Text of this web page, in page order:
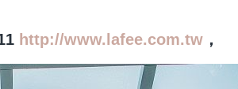
http://www.lafee.com.tw ，